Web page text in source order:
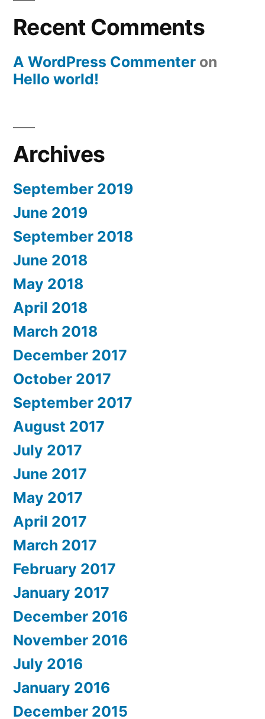
Recent Comments
A WordPress Commenter on
Hello world!
Archives
September 2019
June 2019
September 2018
June 2018
May 2018
April 2018
March 2018
December 2017
October 2017
September 2017
August 2017
July 2017
June 2017
May 2017
April 2017
March 2017
February 2017
January 2017
December 2016
November 2016
July 2016
January 2016
December 2015